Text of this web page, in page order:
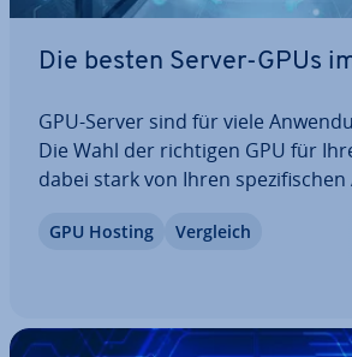
Die besten Server-GPUs
GPU-Server sind für viele
Die Wahl der richtigen GPU für
dabei stark von Ihren
H100 und A30 mit den Intel Gaudi
GPU Hosting Vergleich